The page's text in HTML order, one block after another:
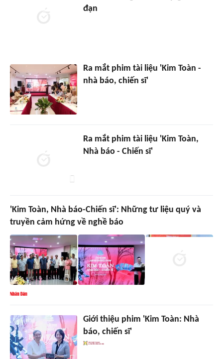
đạn
Ra mắt phim tài liệu 'Kim Toàn -
nhà báo, chiến sĩ'
Ra mắt phim tài liệu 'Kim Toàn,
Nhà báo - Chiến sĩ'
'Kim Toàn, Nhà báo-Chiến sĩ': Những tư liệu quý và
truyền cảm hứng về nghề báo
Giới thiệu phim 'Kim Toàn: Nhà
báo, chiến sĩ'